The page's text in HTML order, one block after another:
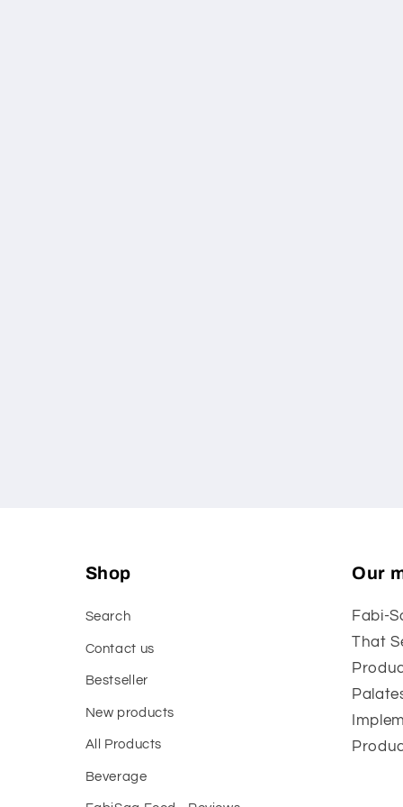
Shop
Search
Contact us
Bestseller
New products
All Products
Beverage
Our
Fabi-
That